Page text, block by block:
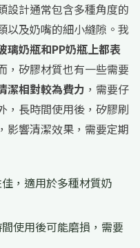
設計通常包含多種角度的
以及奶嘴的細小縫隙。我
璃奶瓶和PP奶瓶上都表
，矽膠材質也有一些需要
潔相對較為費力 ，需要仔
，長時間使用後，矽膠刷
影響清潔效果，需要定期
，適用於多種材質奶
使用後可能磨損，需要